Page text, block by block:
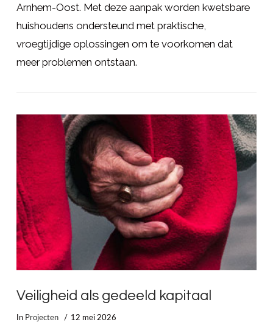
Arnhem-Oost. Met deze aanpak worden kwetsbare
huishoudens ondersteund met praktische,
vroegtijdige oplossingen om te voorkomen dat
meer problemen ontstaan.
Veiligheid als gedeeld kapitaal
In Projecten 12 mei 2026